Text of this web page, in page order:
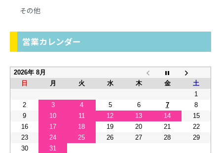
その他
営業カレンダー
2026年 8月
日
月 火 水 木 金
土
1
2
3 4 5 6 7
8
9
10 11 12 13 14
15
16
17 18 19 20 21
22
23
24 25 26 27 28
29
30
31